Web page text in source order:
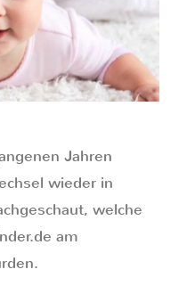
Jahren
wieder in
welche
am